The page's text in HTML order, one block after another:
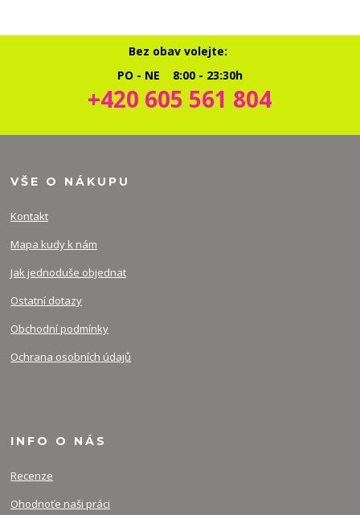
Bez obav volejte:
PO - NE 8:00 - 23:30h
+420 605 561 804
VŠE O NÁKUPU
Kontakt
Mapa kudy k nám
Jak jednoduše objednat
Ostatní dotazy
Obchodní podmínky
Ochrana osobních údajů
INFO O NÁS
Recenze
Ohodnoťe naši práci